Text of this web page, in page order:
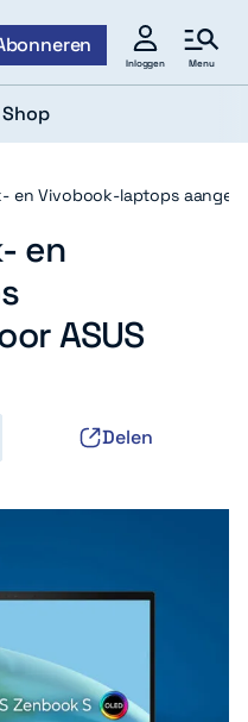
Inloggen Menu
Shop
en Vivobook-laptops
en
ASUS
Delen